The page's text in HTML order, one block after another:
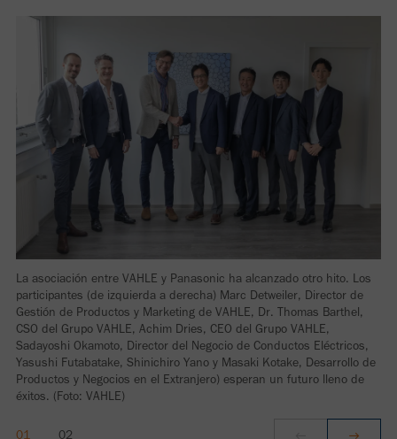
La asociación entre VAHLE y Panasonic ha alcanzado otro hito. Los
participantes (de izquierda a derecha) Marc Detweiler, Director de
Gestión de Productos y Marketing de VAHLE, Dr. Thomas Barthel,
CSO del Grupo VAHLE, Achim Dries, CEO del Grupo VAHLE,
Sadayoshi Okamoto, Director del Negocio de Conductos Eléctricos,
Yasushi Futabatake, Shinichiro Yano y Masaki Kotake, Desarrollo de
Productos y Negocios en el Extranjero) esperan un futuro lleno de
éxitos. (Foto: VAHLE)